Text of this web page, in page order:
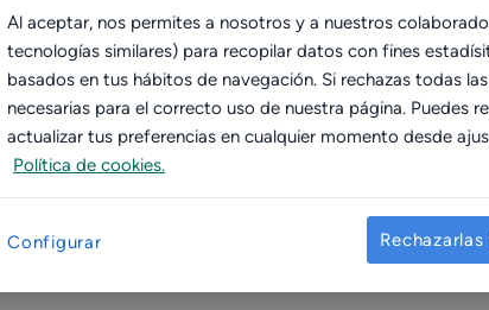
Al aceptar, nos permites a nosotros y a nuestros
tecnologías similares) para recopilar datos con fines
basados en tus hábitos de navegación. Si rechazas todas
necesarias para el correcto uso de nuestra página. Puedes
actualizar tus preferencias en cualquier momento desde
Política de cookies.
Configurar